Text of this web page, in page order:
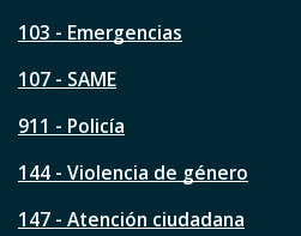
a
á
i
a
103 - Emergencias
107 - SAME
911 - Policía
144 - Violencia de género
147 - Atención ciudadana